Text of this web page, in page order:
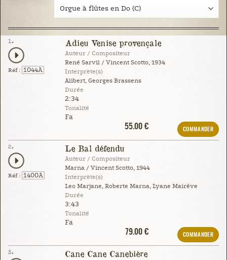
1.
Réf : 1044A
Adieu Venise provençale
Auteur / Compositeur
René Sarvil / Vincent Scotto, 1934
Interprète(s)
Alibert, Georges Brassens
Durée
2:34
Tonalité
Fa
55.00 €
COMMANDER
2.
Réf : 1400A
Le Bal défendu
Auteur / Compositeur
Marna / Vincent Scotto, 1944
Interprète(s)
Leo Marjane, Roberte Marna, Lyane Mairêve
Durée
3:43
Tonalité
Fa
79.00 €
COMMANDER
3. Cane Cane Canebière